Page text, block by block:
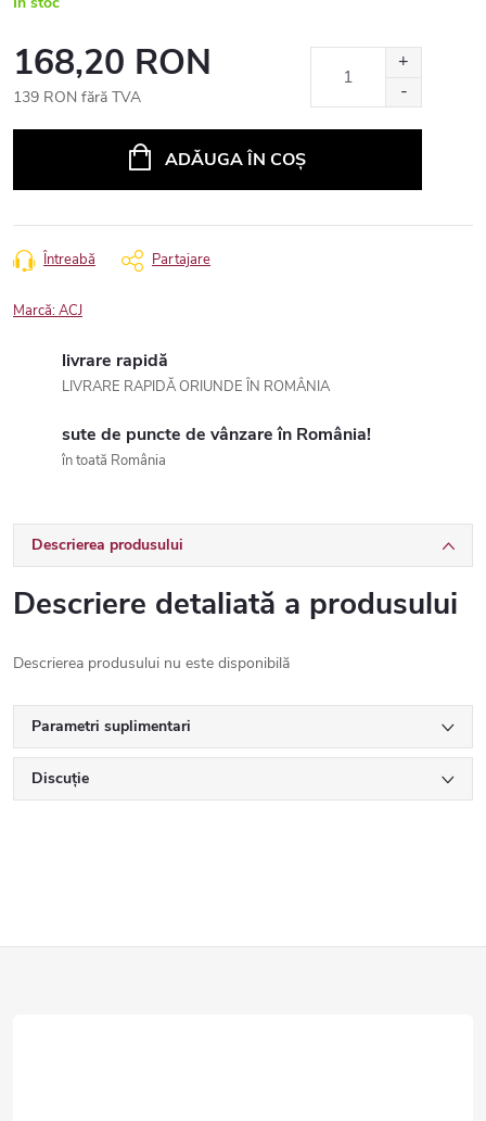
168,20 RON
139 RON fără TVA
ADĂUGA ÎN COŞ
Întreabă Partajare
Marcă:ACJ
livrare rapidă
LIVRARE RAPIDĂ ORIUNDE ÎN ROMÂNIA
sute de puncte de vânzare în România!
în toată România
Descrierea produsului
Descriere detaliată a produsului
Descrierea produsului nu este disponibilă
Parametri suplimentari
Discuţie